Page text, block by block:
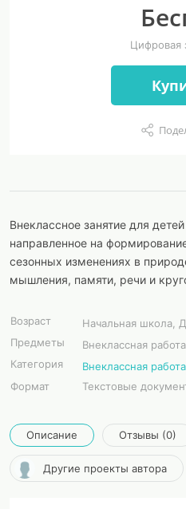
Цифровая
Внеклассное занятие для
направленное на
сезонных изменениях в
мышления, памяти, речи и
Возраст
Начальная школа,
Предметы
Внеклассная работа
Категория
Внеклассная работа
Формат
Текстовые
Описание Отзывы (0)
Другие проекты автора